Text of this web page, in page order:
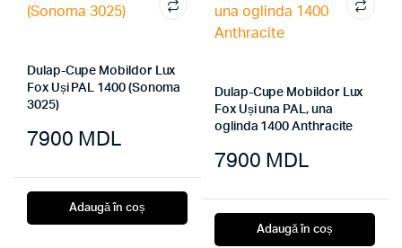
Dulap-Cupe Mobildor Lux
Fox Uși PAL 1400 (Sonoma
3025)
7900 MDL
Adaugă în coș
Dulap-Cupe Mobildor Lux
Fox Uși una PAL, una
oglinda 1400 Anthracite
7900 MDL
Adaugă în coș